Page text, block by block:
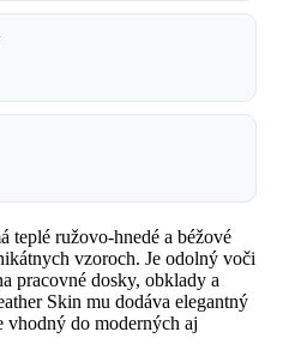
ružovo-hnedé a béžové
vzoroch. Je odolný voči
pracovné dosky, obklady a
Skin mu dodáva elegantný
vhodný do moderných aj